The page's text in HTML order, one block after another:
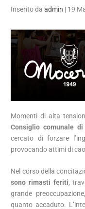
Inserito daadmin | 19
Momenti di alta
Consiglio comunale di
cercato di forzare
provocando attimi di
Nel corso della
sono rimasti feriti,
grande
quanto accaduto.